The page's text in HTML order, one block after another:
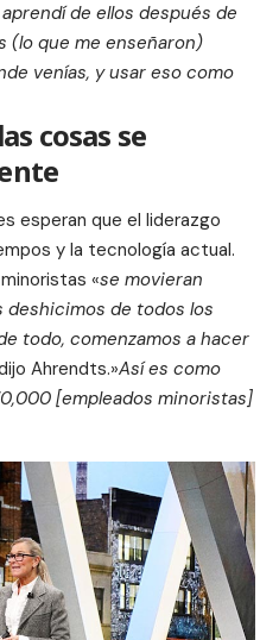
de ellos después de
(lo que me enseñaron)
venías, y usar eso como
cosas se
esperan que el liderazgo
y la tecnología actual.
«se movieran
deshicimos de todos los
todo, comenzamos a hacer
Ahrendts.»Así es como
[empleados minoristas]